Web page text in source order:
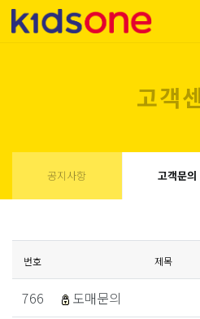
고객
공지사항 고객문의
번호 제목
766 도매문의